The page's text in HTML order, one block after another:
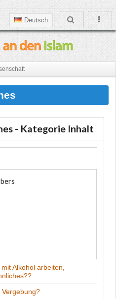
Deutsch
- Kategorie Inhalt
Alkohol arbeiten,